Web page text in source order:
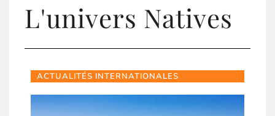
L'univers Natives
ACTUALITÉS INTERNATIONALES